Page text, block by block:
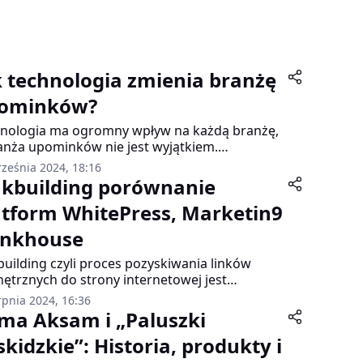
technologia zmienia branżę
ma ogromny wpływ na każdą branżę,
upominków nie jest wyjątkiem.
innowacje takie jak druk 3D,
produktów online, handel
czy rozszerzona rzeczywistość
sposób w jaki kupujemy i wręczamy
Poniżej przedstawiam kluczowe zmiany
upominków, które są napędzane przez
technologie.
2024, 18:16
porównanie
WhitePress, Marketin9
czyli proces pozyskiwania linków
do strony internetowej jest
elementem strategii SEO.
przeprowadzony linkbuilding może
poprawić widoczność strony w wynikach
zwiększając tym samym ruch
2024, 16:36
Aksam i „Paluszki
Historia, produkty i